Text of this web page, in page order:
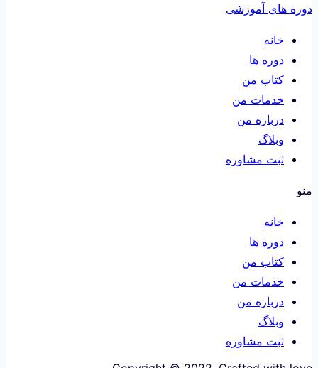
دوره های آموزشی
خانه
دوره ها
کتاب من
خدمات من
درباره من
وبلاگ
ثبت مشاوره
منو
خانه
دوره ها
کتاب من
خدمات من
درباره من
وبلاگ
ثبت مشاوره